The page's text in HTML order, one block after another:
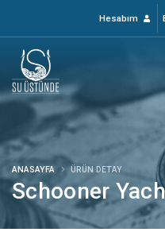
Hesabım
Schooner
ANASAYFA ÜRÜN DETAY